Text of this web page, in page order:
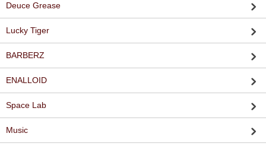
Deuce Grease
Lucky Tiger
BARBERZ
ENALLOID
Space Lab
Music